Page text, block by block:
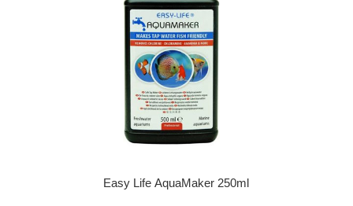
Easy Life AquaMaker 250ml